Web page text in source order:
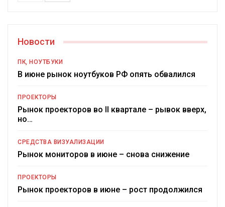
Новости
ПК, НОУТБУКИ
В июне рынок ноутбуков РФ опять обвалился
ПРОЕКТОРЫ
Рынок проекторов во II квартале – рывок вверх,
но…
СРЕДСТВА ВИЗУАЛИЗАЦИИ
Рынок мониторов в июне – снова снижение
ПРОЕКТОРЫ
Рынок проекторов в июне – рост продолжился